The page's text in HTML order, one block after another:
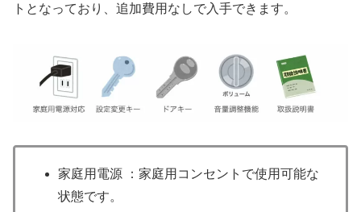
トとなっており、追加費用なしで入手できます。
家庭用電源 ：家庭用コンセントで使用可能な
状態です。